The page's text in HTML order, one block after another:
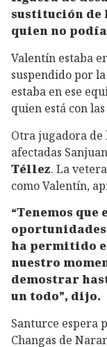
sustitución de
quien no
Valentín estaba
suspendido por
estaba en ese
quien está con
Otra jugadora de
afectadas
Téllez. La
como Valentín,
“Tenemos que
oportunidades
ha permitido
nuestro
demostrar
un todo”, dijo.
Santurce espera
Changas de